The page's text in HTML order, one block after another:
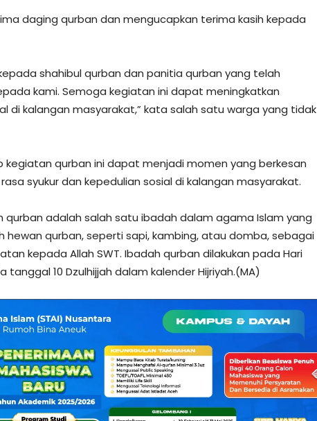
daging qurban dan mengucapkan terima kasih kepada
shahibul qurban dan panitia qurban yang telah
kami. Semoga kegiatan ini dapat meningkatkan
di kalangan masyarakat,” kata salah satu warga yang tidak
kegiatan qurban ini dapat menjadi momen yang berkesan
syukur dan kepedulian sosial di kalangan masyarakat.
adalah salah satu ibadah dalam agama Islam yang
hewan qurban, seperti sapi, kambing, atau domba, sebagai
kepada Allah SWT. Ibadah qurban dilakukan pada Hari
tanggal 10 Dzulhijjah dalam kalender Hijriyah.(MA)